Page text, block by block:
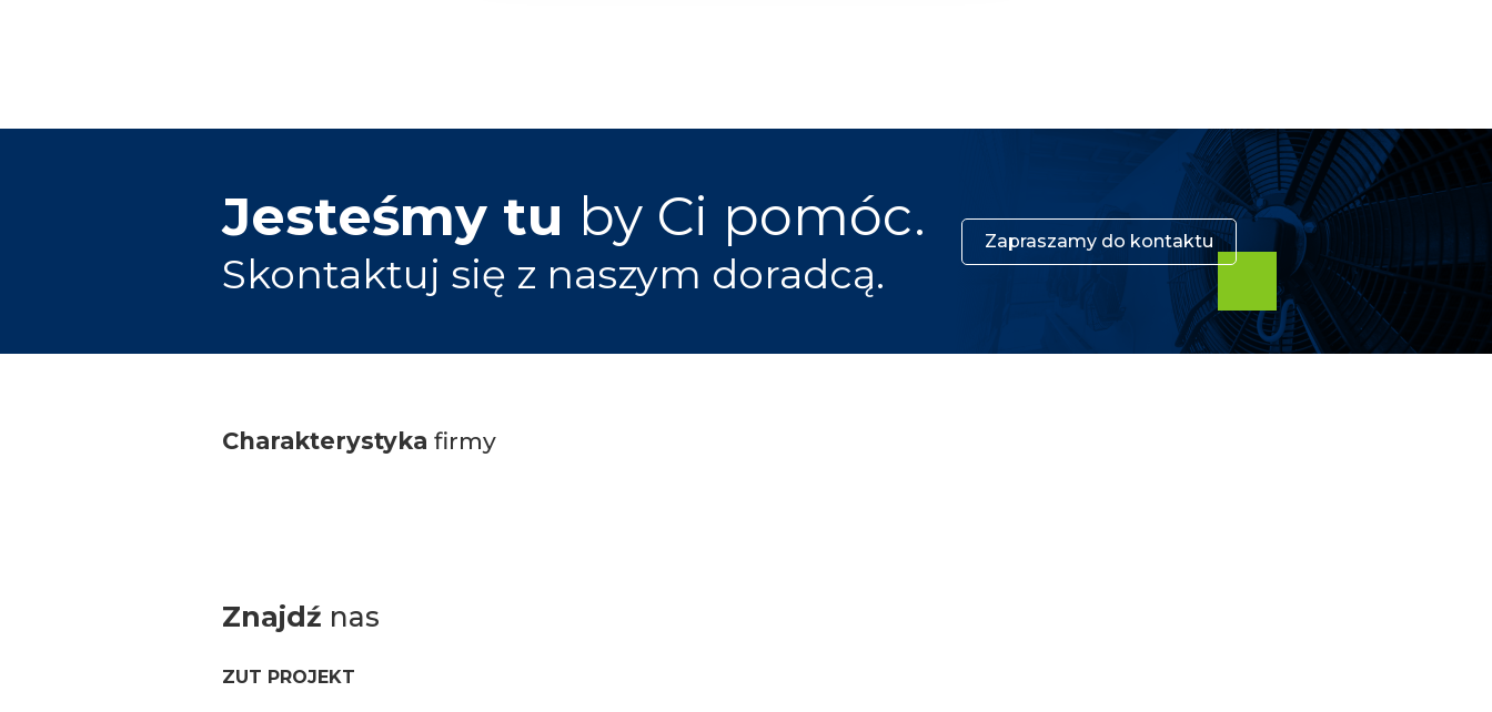
Jesteśmy tu by Ci pomóc.
Skontaktuj się z naszym doradcą.
Zapraszamy do kontaktu
Charakterystyka firmy
Znajdź nas
ZUT PROJEKT